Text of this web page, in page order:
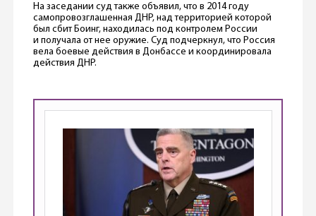
На заседании суд также объявил, что в 2014 году
самопровозглашенная ДНР, над территорией которой
был сбит Боинг, находилась под контролем России
и получала от нее оружие. Суд подчеркнул, что Россия
вела боевые действия в Донбассе и координировала
действия ДНР.